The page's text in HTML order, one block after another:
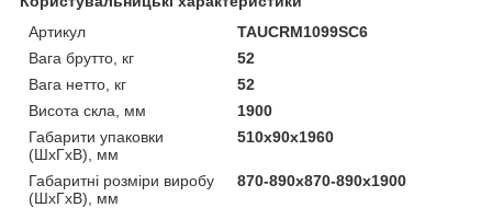
Артикул
TAUCRM1099SC6
Вага брутто, кг
52
Вага нетто, кг
52
Висота скла, мм
1900
Габарити упаковки
(ШхГхВ), мм
510х90х1960
Габаритні розміри виробу
(ШхГхВ), мм
870-890х870-890х1900